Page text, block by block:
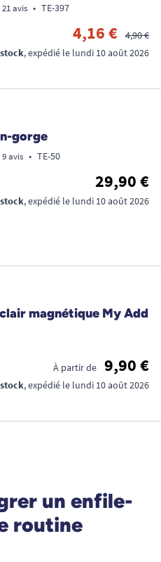
21 avis • TE-397
4,16 €
4,90 €
, expédié le lundi 10 août 2026
gorge
9 avis • TE-50
29,90 €
, expédié le lundi 10 août 2026
magnétique My Add
À partir de
9,90 €
, expédié le lundi 10 août 2026
un enfile-
routine